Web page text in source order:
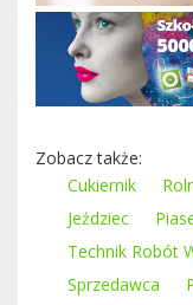
Zobacz także:
Cukiernik
Jeździec
Technik Robót
Sprzedawca